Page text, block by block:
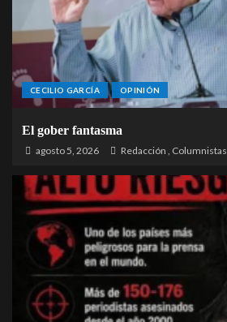
CECILIO GARCÍA OPINIÓN
El gober fantasma
agosto 5, 2026 Redacción , Columnistas